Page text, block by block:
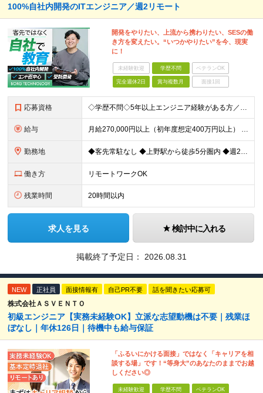
100%自社内開発のITエンジニア／週2リモート
開発をやりたい、上流から携わりたい、SESの働
き方を変えたい。“いつかやりたい”を今、現実
に！
未経験歓迎 学歴不問 ベテランOK
完全週休2日 賞与複数月 面接1回
応募資格 ◇学歴不問◇5年以上エンジニア経験がある方／人柄重視の採用です 必須条件―MUST― ■5年以上エンジニア経験がある方 ■C#、Java、Node.js、VB.NETを使った実務経験がある方 《
給与 月給270,000円以上（初年度想定400万円以上） ※ご経験やスキル、前職給等を考慮して給与額を決定します。 ※試用期間は3ヶ月間となります。期間中の待遇に変更はありません。 ★社員の昇給率はほ
勤務地 ◆客先常駐なし ◆上野駅から徒歩5分圏内 ◆週2回のリモートワーク実施中 ◆転勤なし 上野の各オフィスでの勤務となります。 ￣￣￣￣￣￣￣￣￣￣￣￣￣￣￣￣￣ ＜本社＞ 東京都台東区上野7-2-8
働き方 リモートワークOK
残業時間 20時間以内
求人を見る 検討中に入れる
掲載終了予定日： 2026.08.31
NEW 正社員 面接情報有 自己PR不要 話を聞きたい応募可
株式会社ＡＳＶＥＮＴＯ
初級エンジニア【実務未経験OK】立派な志望動機は不要｜残業ほ
ぼなし｜年休126日｜待機中も給与保証
「ふるいにかける面接」ではなく「キャリアを相
談する場」です！“等身大”のあなたのままでお越
しください◎
未経験歓迎 学歴不問 ベテランOK